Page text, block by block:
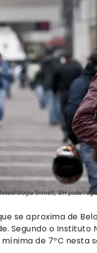
(Inmet), BH pode
se aproxima de
Segundo o
de 7ºC nesta